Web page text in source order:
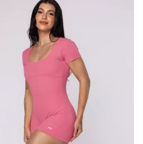
R$109,90
no PIX com10% de
desconto
/ 10x de
R$12,21